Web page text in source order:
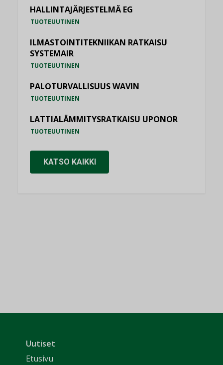
HALLINTAJÄRJESTELMÄ EG
TUOTEUUTINEN
ILMASTOINTITEKNIIKAN RATKAISU
SYSTEMAIR
TUOTEUUTINEN
PALOTURVALLISUUS WAVIN
TUOTEUUTINEN
LATTIALÄMMITYSRATKAISU UPONOR
TUOTEUUTINEN
KATSO KAIKKI
Uutiset
Etusivu